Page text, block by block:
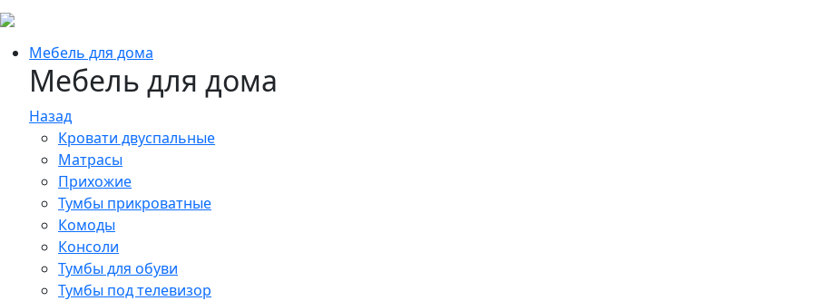
Мебель для дома
Мебель для дома
Назад
Кровати двуспальные
Матрасы
Прихожие
Тумбы прикроватные
Комоды
Консоли
Тумбы для обуви
Тумбы под телевизор